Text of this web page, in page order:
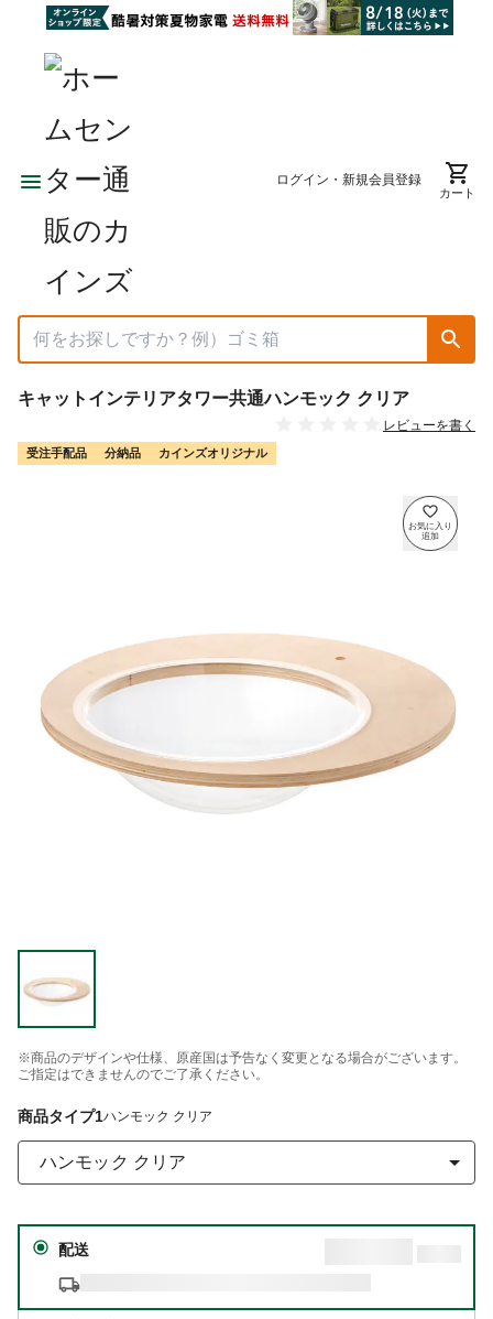
ログイン・新規会員登録
カート
キャットインテリアタワー共通ハンモック クリア
レビューを書く
受注手配品 分納品 カインズオリジナル
※商品のデザインや仕様、原産国は予告なく変更となる場合がございます。
ご指定はできませんのでご了承ください。
商品タイプ1ハンモック クリア
ハンモック クリア
配送